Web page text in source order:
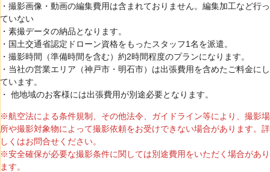
・撮影画像・動画の編集費用は含まれておりません。編集加工など行っ
ていない
・素撮データの納品となります。
・国土交通省認定ドローン資格をもったスタッフ1名を派遣。
・撮影時間（準備時間を含む）約2時間程度のプランになります。
・当社の営業エリア（神戸市・明石市）は出張費用を含めたご料金にし
ています。
・ 他地域のお客様には出張費用が別途必要となります。
※航空法による条件規制、その他法令、ガイドライン等により、撮影場
所や撮影対象物によって撮影依頼をお受けできない場合があります。詳
しくはお問合せください。
※安全確保が必要な撮影条件に関しては別途費用をいただく場合があり
ます。